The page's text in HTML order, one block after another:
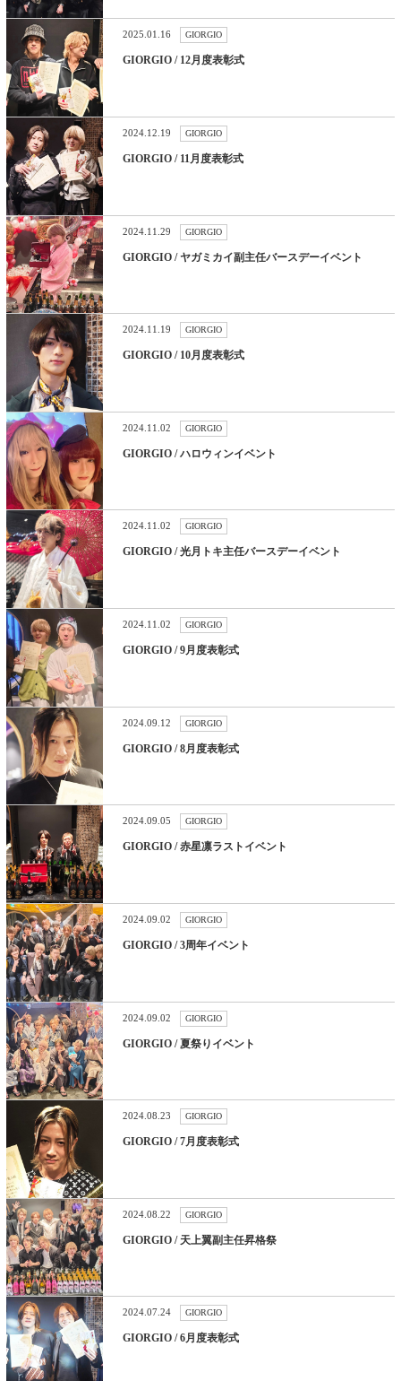
2025.01.16 GIORGIO
GIORGIO / 12月度表彰式
2024.12.19 GIORGIO
GIORGIO / 11月度表彰式
2024.11.29 GIORGIO
GIORGIO / ヤガミカイ副主任バースデーイベント
2024.11.19 GIORGIO
GIORGIO / 10月度表彰式
2024.11.02 GIORGIO
GIORGIO / ハロウィンイベント
2024.11.02 GIORGIO
GIORGIO / 光月トキ主任バースデーイベント
2024.11.02 GIORGIO
GIORGIO / 9月度表彰式
2024.09.12 GIORGIO
GIORGIO / 8月度表彰式
2024.09.05 GIORGIO
GIORGIO / 赤星凛ラストイベント
2024.09.02 GIORGIO
GIORGIO / 3周年イベント
2024.09.02 GIORGIO
GIORGIO / 夏祭りイベント
2024.08.23 GIORGIO
GIORGIO / 7月度表彰式
2024.08.22 GIORGIO
GIORGIO / 天上翼副主任昇格祭
2024.07.24 GIORGIO
GIORGIO / 6月度表彰式